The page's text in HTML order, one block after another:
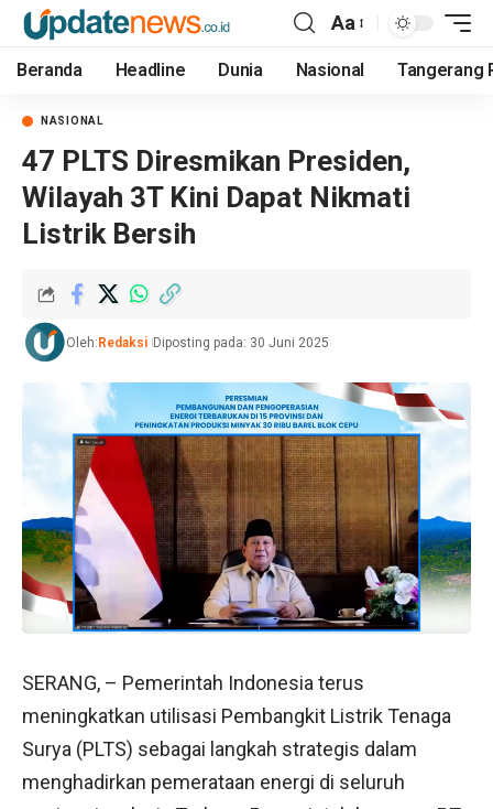
Aa
Beranda Headline Dunia Nasional Tangerang
NASIONAL
47 PLTS Diresmikan Presiden,
Wilayah 3T Kini Dapat Nikmati
Listrik Bersih
Oleh: Redaksi Diposting pada: 30 Juni 2025
SERANG, – Pemerintah Indonesia terus
meningkatkan utilisasi Pembangkit Listrik Tenaga
Surya (PLTS) sebagai langkah strategis dalam
menghadirkan pemerataan energi di seluruh